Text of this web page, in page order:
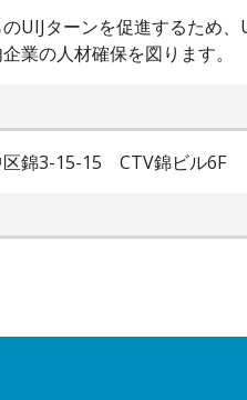
UIJターンを促進するため
業の人材確保を図ります。
区錦3-15-15 CTV錦ビル6F